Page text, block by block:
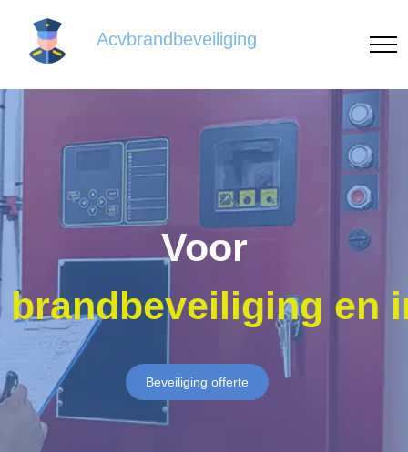
Acvbrandbeveiliging
Voor
brandbeveiliging en
Beveiliging offerte